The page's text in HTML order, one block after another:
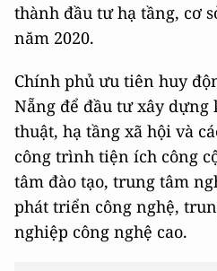
thành đầu tư hạ tầng, cơ
năm 2020.
Chính phủ ưu tiên huy
Nẵng để đầu tư xây dựng
thuật, hạ tầng xã hội và
công trình tiện ích công
tâm đào tạo, trung tâm
phát triển công nghệ,
nghiệp công nghệ cao.